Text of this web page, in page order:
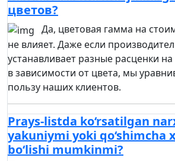
цветов?
Да, цветовая гамма на
не влияет. Даже если
устанавливает разные расценки
в зависимости от цвета, мы
пользу наших клиентов.
Prays-listda ko‘rsatilgan
yakuniymi yoki qo‘shimcha
bo‘lishi mumkinmi?